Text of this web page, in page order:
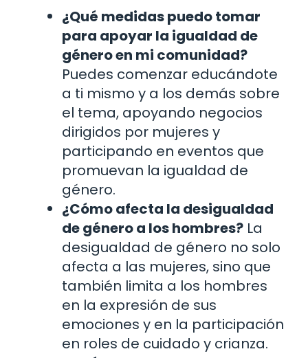
¿Qué medidas puedo tomar
para apoyar la igualdad de
género en mi comunidad?
Puedes comenzar educándote
a ti mismo y a los demás sobre
el tema, apoyando negocios
dirigidos por mujeres y
participando en eventos que
promuevan la igualdad de
género.
¿Cómo afecta la desigualdad
de género a los hombres? La
desigualdad de género no solo
afecta a las mujeres, sino que
también limita a los hombres
en la expresión de sus
emociones y en la participación
en roles de cuidado y crianza.